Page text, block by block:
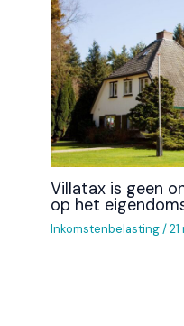
Villatax is geen
op het
Inkomstenbelasting/